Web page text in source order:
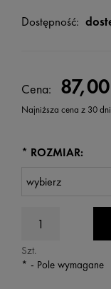
Dostępność:
Cena: 87,00
Najniższa cena z 30
* ROZMIAR:
Szt.
* - Pole wymagane